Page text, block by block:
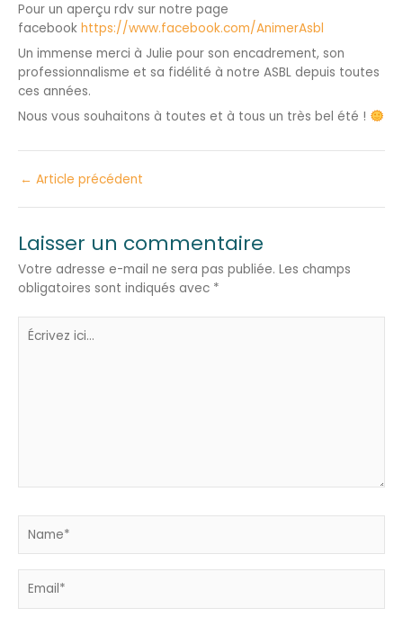
Pour un aperçu rdv sur notre page
facebook https://www.facebook.com/AnimerAsbl
Un immense merci à Julie pour son encadrement, son
professionnalisme et sa fidélité à notre ASBL depuis toutes
ces années.
Nous vous souhaitons à toutes et à tous un très bel été !
← Article précédent
Laisser un commentaire
Votre adresse e-mail ne sera pas publiée. Les champs
obligatoires sont indiqués avec *
Écrivez
ici…